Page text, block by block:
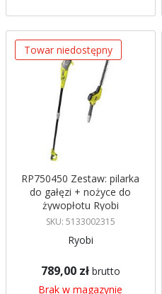
Towar niedostępny
RP750450 Zestaw: pilarka
do gałęzi + nożyce do
żywopłotu Ryobi
SKU: 5133002315
Ryobi
789,00 zł brutto
Brak w magazynie